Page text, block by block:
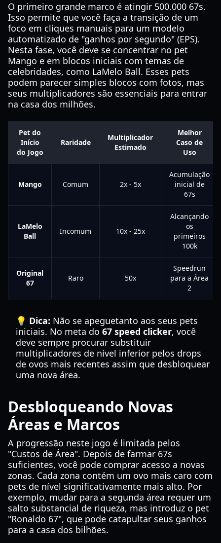
O primeiro grande marco é atingir 500.000 67s.
Isso permite que você faça a transição de um
foco em cliques manuais para um modelo
automatizado de "ganhos por segundo" (EPS).
Nesta fase, você deve se concentrar no pet
Mango e em blocos iniciais com temas de
celebridades, como LaMelo Ball. Esses pets
podem parecer simples blocos com fotos, mas
seus multiplicadores são essenciais para entrar
na casa dos milhões.
Pet do
Início
do Jogo
Raridade
Multiplicador
Estimado
Melhor
Caso de
Uso
Mango Comum 2x - 5x
Acumulação
inicial de
67s
LaMelo
Ball
Incomum 10x - 25x
Alcançando
os
primeiros
100k
Original
67
Raro 50x
Speedrun
para a Área
2
💡 Dica: Não se apeguetanto aos seus pets
iniciais. No meta do 67 speed clicker, você
deve sempre procurar substituir
multiplicadores de nível inferior pelos drops
de ovos mais recentes assim que desbloquear
uma nova área.
Desbloqueando Novas
Áreas e Marcos
A progressão neste jogo é limitada pelos
"Custos de Área". Depois de farmar 67s
suficientes, você pode comprar acesso a novas
zonas. Cada zona contém um ovo mais caro com
pets de nível significativamente mais alto. Por
exemplo, mudar para a segunda área requer um
salto substancial de riqueza, mas introduz o pet
"Ronaldo 67", que pode catapultar seus ganhos
para a casa dos bilhões.